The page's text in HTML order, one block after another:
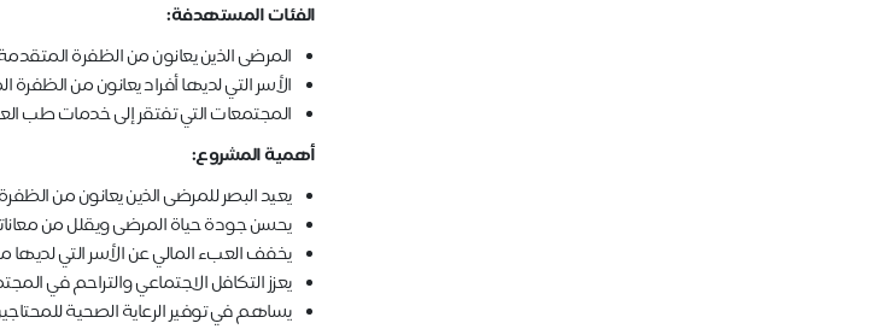
الفئات المستهدفة:
المرضى الذين يعانون من الظفرة
الأسر التي لديها أفراد يعانون من الظفرة
المجتمعات التي تفتقر إلى خدمات طب
أهمية المشروع:
يعيد البصر للمرضى الذين يعانون من
يحسن جودة حياة المرضى ويقلل من
يخفف العبء المالي عن الأسر التي
يعزز التكافل الاجتماعي والتراحم في
يساهم في توفير الرعاية الصحية